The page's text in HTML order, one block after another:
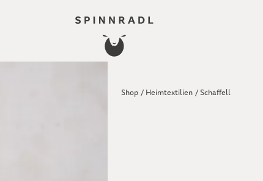
Shop / Heimtextilien /Schaffell